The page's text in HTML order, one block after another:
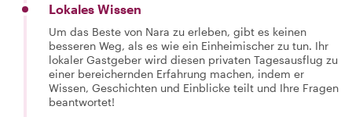
Lokales Wissen
Um das Beste von Nara zu erleben, gibt es keinen
besseren Weg, als es wie ein Einheimischer zu tun. Ihr
lokaler Gastgeber wird diesen privaten Tagesausflug zu
einer bereichernden Erfahrung machen, indem er
Wissen, Geschichten und Einblicke teilt und Ihre Fragen
beantwortet!